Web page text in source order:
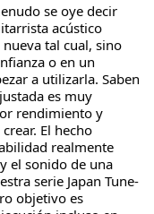
se oye decir
acústico
tal cual, sino
o en un
a utilizarla. Saben
es muy
rendimiento y
El hecho
realmente
el sonido de una
serie Japan Tune-
objetivo es